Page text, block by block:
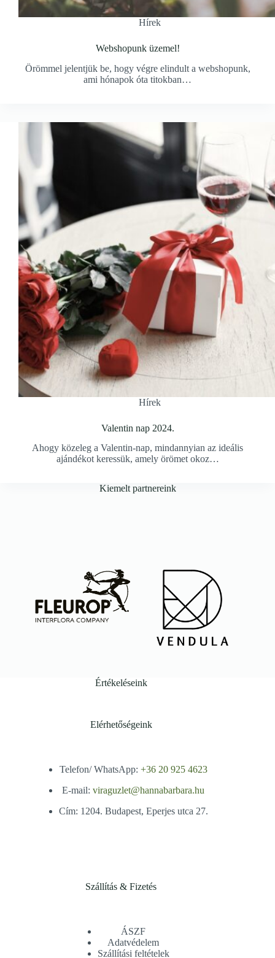
Hírek
Webshopunk üzemel!
Örömmel jelentjük be, hogy végre elindult a webshopunk,
ami hónapok óta titokban…
Hírek
Valentin nap 2024.
Ahogy közeleg a Valentin-nap, mindannyian az ideális
ajándékot keressük, amely örömet okoz…
Kiemelt partnereink
Értékeléseink
Elérhetőségeink
Telefon/ WhatsApp: +36 20 925 4623
E-mail:viraguzlet@hannabarbara.hu
Cím: 1204. Budapest, Eperjes utca 27.
Szállítás & Fizetés
ÁSZF
Adatvédelem
Szállítási feltételek